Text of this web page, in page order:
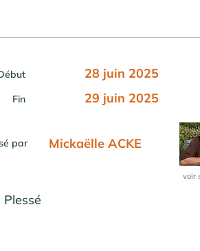
28 juin 2025
Fin 29 juin 2025
par Mickaëlle ACKE
voir